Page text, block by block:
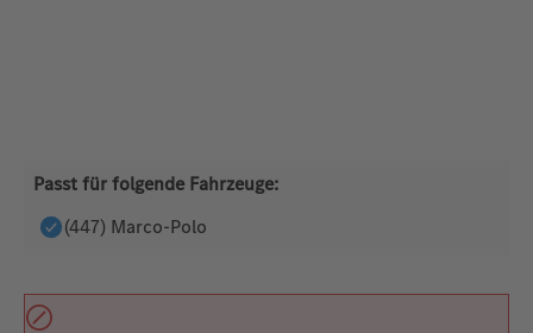
Passt für folgende Fahrzeuge:
(447) Marco-Polo